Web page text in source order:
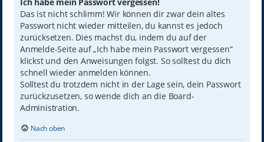
Das ist nicht schlimm! Wir können dir zwar dein altes
Passwort nicht wieder mitteilen, du kannst es jedoch
zurücksetzen. Dies machst du, indem du auf der
Anmelde-Seite auf „Ich habe mein Passwort vergessen“
klickst und den Anweisungen folgst. So solltest du dich
schnell wieder anmelden können.
Solltest du trotzdem nicht in der Lage sein, dein Passwort
zurückzusetzen, so wende dich an die Board-
Administration.
Nach oben